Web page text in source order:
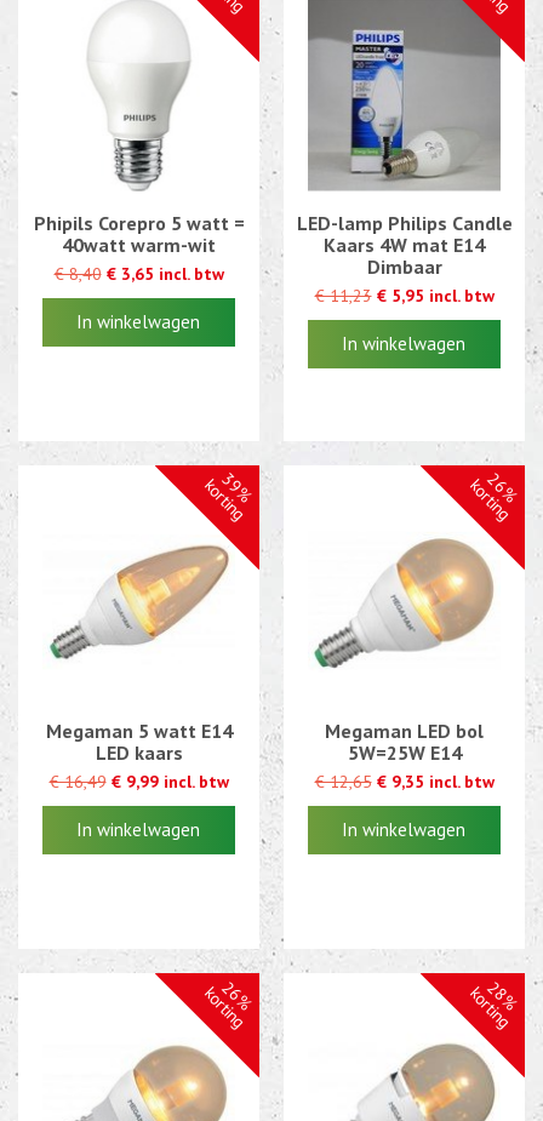
Kabel en draad
CEE-stekker-contra 380-230V
Beweging-Tijd-Rook Sensors
Bulkverpakking
Phipils Corepro 5 watt =
40watt warm-wit
€ 8,40 € 3,65 incl. btw
€ 8,40€ 3,65 incl. btw
LED-lamp Philips Candle
Kaars 4W mat E14
Dimbaar
€ 11,23 € 5,95 incl. btw
€ 11,23 € 5,95 incl. btw
39%
korting
Megaman 5 watt E14
LED kaars
€ 16,49 € 9,99 incl. btw
€ 16,49 € 9,99 incl. btw
26%
korting
Megaman LED bol
5W=25W E14
€ 12,65 € 9,35 incl. btw
€ 12,65 € 9,35 incl. btw
26%
korting 28%
korting